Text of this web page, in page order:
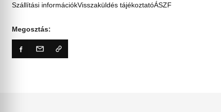
Szállítási információkVisszaküldés tájékoztatóÁSZF
Megosztás: